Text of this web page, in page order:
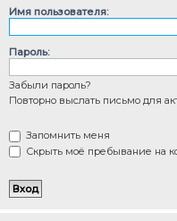
Имя пользователя:
Пароль:
Забыли пароль?
Повторно выслать письмо для
Запомнить меня
Скрыть моё пребывание на